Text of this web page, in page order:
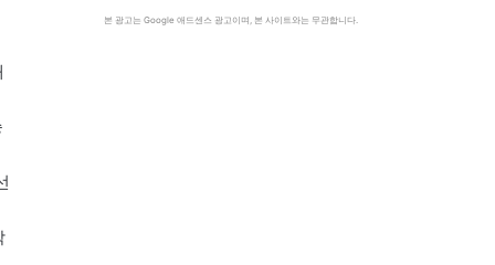
본 광고는 Google 애드센스 광고이며, 본 사이트와는 무관합니다.